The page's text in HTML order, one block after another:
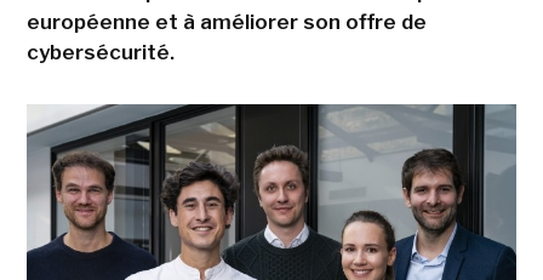
européenne et à améliorer son offre de
cybersécurité.